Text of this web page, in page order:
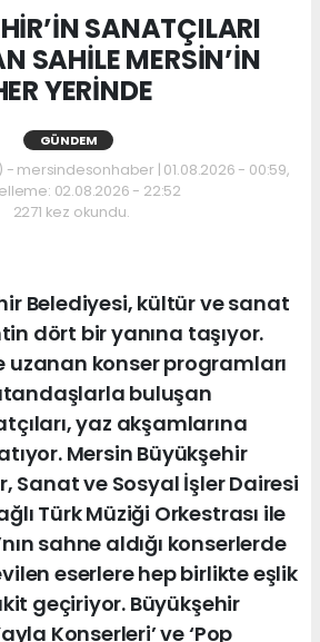
SANATÇILARI
SAHİLE MERSİN’İN
YERİNDE
GÜNDEM
mersindesonhaber | 01.08.2026 - 00:59,
02.08.2026 - 22:52
2271 kez okundu.
Belediyesi, kültür ve sanat
dört bir yanına taşıyor.
konser programları
buluşan
yaz akşamlarına
Mersin Büyükşehir
Sanat ve Sosyal İşler Dairesi
Türk Müziği Orkestrası ile
sahne aldığı konserlerde
eserlere hep birlikte eşlik
geçiriyor. Büyükşehir
Konserleri’ ve ‘Pop